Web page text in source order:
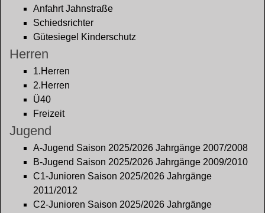
Anfahrt Jahnstraße
Schiedsrichter
Gütesiegel Kinderschutz
Herren
1.Herren
2.Herren
Ü40
Freizeit
Jugend
A-Jugend Saison 2025/2026 Jahrgänge 2007/2008
B-Jugend Saison 2025/2026 Jahrgänge 2009/2010
C1-Junioren Saison 2025/2026 Jahrgänge
2011/2012
C2-Junioren Saison 2025/2026 Jahrgänge